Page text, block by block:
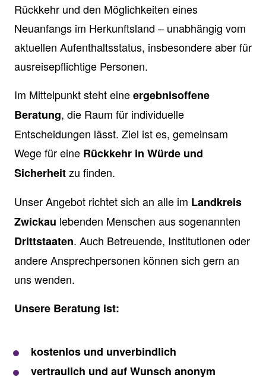
Rückkehr und den Möglichkeiten eines
Neuanfangs im Herkunftsland – unabhängig vom
aktuellen Aufenthaltsstatus, insbesondere aber für
ausreisepflichtige Personen.
Im Mittelpunkt steht eineergebnisoffene
Beratung, die Raum für individuelle
Entscheidungen lässt. Ziel ist es, gemeinsam
Wege für eine Rückkehr in Würde und
Sicherheitzu finden.
Unser Angebot richtet sich an alle im Landkreis
Zwickau lebenden Menschen aus sogenannten
Drittstaaten. Auch Betreuende, Institutionen oder
andere Ansprechpersonen können sich gern an
uns wenden.
Unsere Beratung ist:
kostenlos und unverbindlich
vertraulich und auf Wunsch anonym